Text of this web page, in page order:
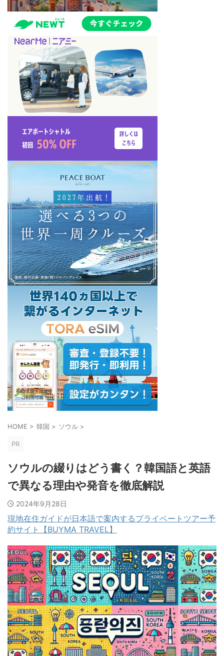
HOME > 韓国 > ソウル >
PR
ソウルの綴りはどう書く？韓国語と英語
で異なる理由や発音を徹底解説
2024年9月28日
現地在住ガイドが日本語で案内するプライベートツアー予
約サイト【BUYMA TRAVEL】